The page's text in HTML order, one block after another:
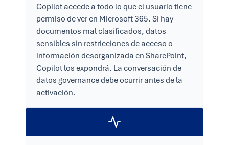
Copilot accede a todo lo que el usuario tiene
permiso de ver en Microsoft 365. Si hay
documentos mal clasificados, datos
sensibles sin restricciones de acceso o
información desorganizada en SharePoint,
Copilot los expondrá. La conversación de
datos governance debe ocurrir antes de la
activación.